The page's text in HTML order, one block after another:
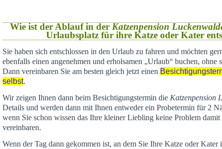
Wie ist der Ablauf in der Katzenpension
Urlaubsplatz für ihre Katze oder Kater
Sie haben sich entschlossen in den Urlaub zu fahren und möchten
ebenfalls einen angenehmen und erholsamen „Urlaub“ buchen, ohne
Dann vereinbaren Sie am besten gleich jetzt einen
selbst.
Wir zeigen Ihnen dann beim Besichtigungstermin die Katzenpension
Details und werden dann mit Ihnen entweder ein Probetermin für 2
wenn Sie schon wissen das Ihre kleiner Liebling keine Problem
vereinbaren.
Wenn der Tag dann gekommen ist, an dem Sie Ihre Katze oder